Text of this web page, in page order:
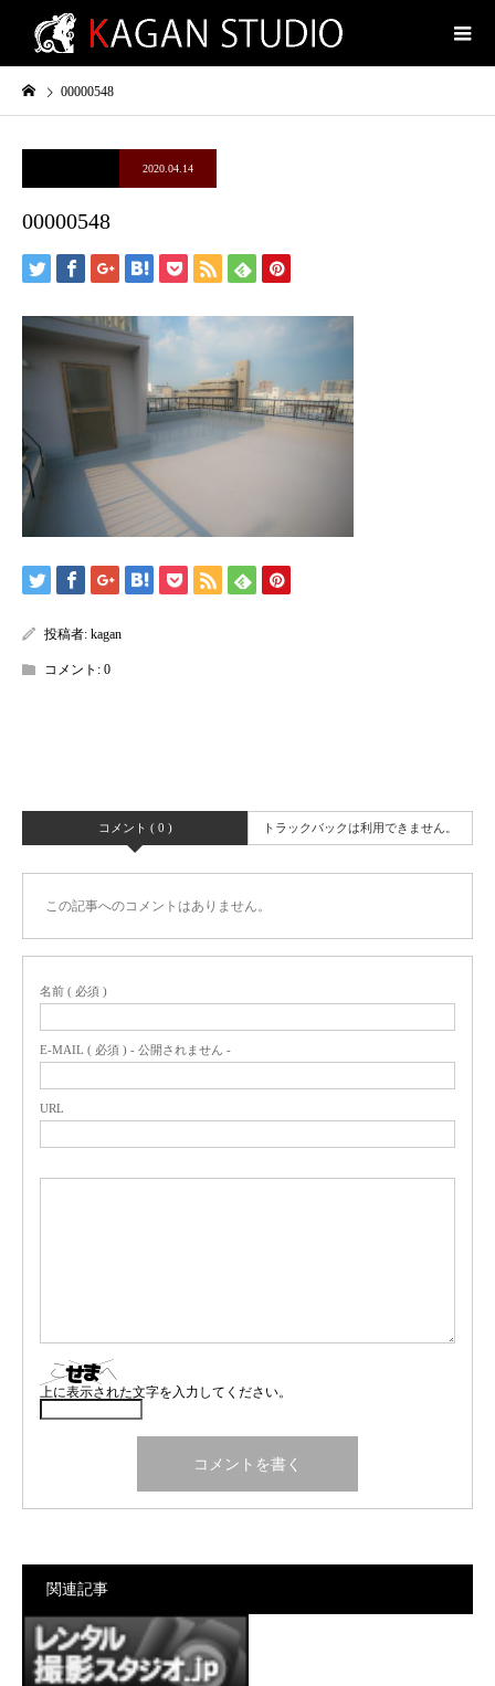
00000548
2020.04.14
00000548
投稿者: kagan
コメント: 0
コメント ( 0 ) トラックバックは利用できません。
この記事へのコメントはありません。
名前 ( 必須 )
E-MAIL ( 必須 ) - 公開されません -
URL
上に表示された文字を入力してください。
関連記事